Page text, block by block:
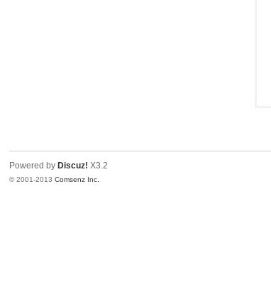
Powered by Discuz! X3.2
© 2001-2013Comsenz Inc.